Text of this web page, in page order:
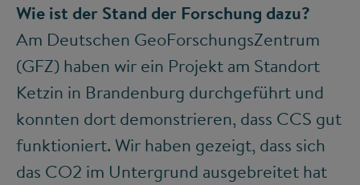
Wie ist der Stand der Forschung dazu?
Am Deutschen GeoForschungsZentrum
(GFZ) haben wir ein Projekt am Standort
Ketzin in Brandenburg durchgeführt und
konnten dort demonstrieren, dass CCS gut
funktioniert. Wir haben gezeigt, dass sich
das CO2 im Untergrund ausgebreitet hat